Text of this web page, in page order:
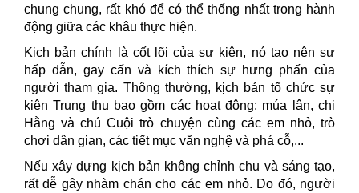
chung chung, rất khó để có thể thống nhất trong hành
động giữa các khâu thực hiện.
Kịch bản chính là cốt lõi của sự kiện, nó tạo nên sự
hấp dẫn, gay cấn và kích thích sự hưng phấn của
người tham gia. Thông thường, kịch bản tổ chức sự
kiện Trung thu bao gồm các hoạt động: múa lân, chị
Hằng và chú Cuội trò chuyện cùng các em nhỏ, trò
chơi dân gian, các tiết mục văn nghệ và phá cỗ,...
Nếu xây dựng kịch bản không chỉnh chu và sáng tạo,
rất dễ gây nhàm chán cho các em nhỏ. Do đó, người